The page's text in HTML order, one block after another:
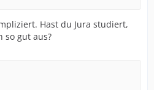
Hast du Jura studiert,
so gut aus?